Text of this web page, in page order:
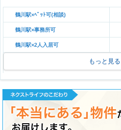
鶴川駅×ﾍﾟｯﾄ可(相談)
鶴川駅×事務所可
鶴川駅×2人入居可
もっと見る